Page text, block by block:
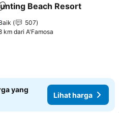
Tambah ke favorit
Beach Resort
507
km dari A'Famosa
yang
Lihat harga